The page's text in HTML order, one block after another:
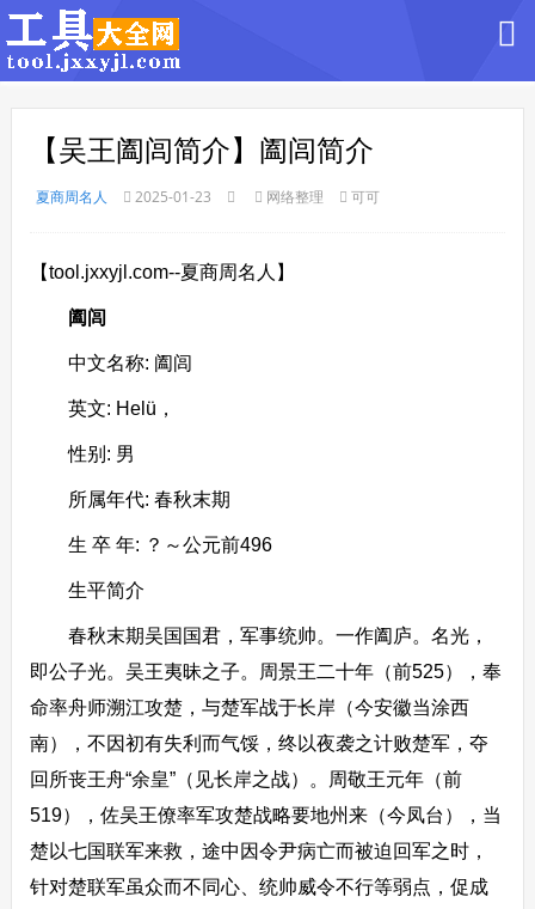
【吴王阖闾简介】阖闾简介
夏商周名人 2025-01-23 网络整理 可可
【tool.jxxyjl.com--夏商周名人】
阖闾
中文名称: 阖闾
英文: Helü，
性别: 男
所属年代: 春秋末期
生 卒 年: ？～公元前496
生平简介
春秋末期吴国国君，军事统帅。一作阖庐。名光，
即公子光。吴王夷昧之子。周景王二十年（前525），奉
命率舟师溯江攻楚，与楚军战于长岸（今安徽当涂西
南），不因初有失利而气馁，终以夜袭之计败楚军，夺
回所丧王舟“余皇”（见长岸之战）。周敬王元年（前
519），佐吴王僚率军攻楚战略要地州来（今凤台），当
楚以七国联军来救，途中因令尹病亡而被迫回军之时，
针对楚联军虽众而不同心、统帅威令不行等弱点，促成